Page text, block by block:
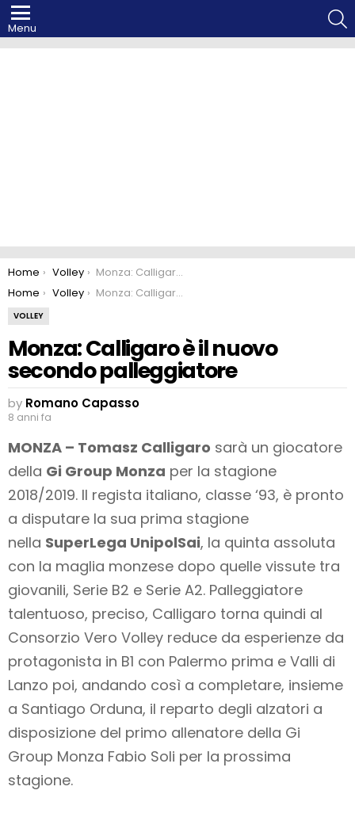
Menu
You are here:
Home Volley
Monza: Calligaro è il nuovo secondo palleggiatore
You are here:
Home Volley Monza: Calligaro è il nuovo secondo palleggiatore
VOLLEY
Monza: Calligaro è il nuovo
secondo palleggiatore
by Romano Capasso
8 anni fa
MONZA – Tomasz Calligaro sarà un giocatore
della Gi Group Monza per la stagione
2018/2019. Il regista italiano, classe ‘93, è pronto
a disputare la sua prima stagione
nella SuperLega UnipolSai, la quinta assoluta
con la maglia monzese dopo quelle vissute tra
giovanili, Serie B2 e Serie A2. Palleggiatore
talentuoso, preciso, Calligaro torna quindi al
Consorzio Vero Volley reduce da esperienze da
protagonista in B1 con Palermo prima e Valli di
Lanzo poi, andando così a completare, insieme
a Santiago Orduna, il reparto degli alzatori a
disposizione del primo allenatore della Gi
Group Monza Fabio Soli per la prossima
stagione.